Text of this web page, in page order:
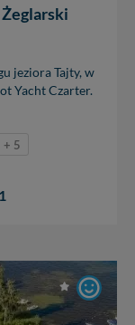
jeziora Tajty, w
Yacht Czarter.
+ 5
1